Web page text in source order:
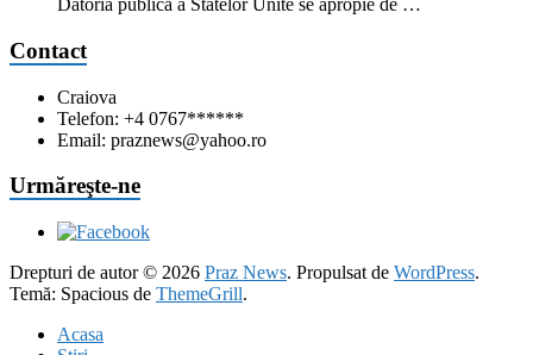
Datoria publică a Statelor Unite se apropie de …
Contact
Craiova
Telefon: +4 0767******
Email: praznews@yahoo.ro
Urmăreşte-ne
Drepturi de autor © 2026 Praz News. Propulsat de WordPress.
Temă: Spacious de ThemeGrill.
Acasa